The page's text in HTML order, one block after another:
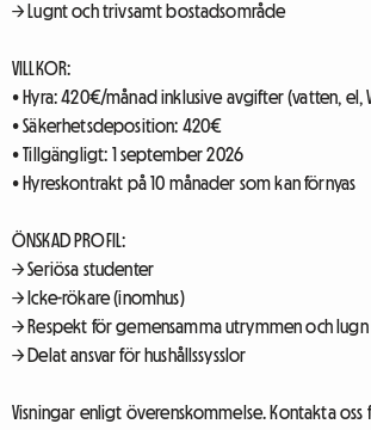
→ Lugnt och trivsamt bostadsområde
VILLKOR:
• Hyra: 420€/månad inklusive avgifter (vatten, el,
• Säkerhetsdeposition: 420€
• Tillgängligt: 1 september 2026
• Hyreskontrakt på 10 månader som kan förnyas
ÖNSKAD PROFIL:
→ Seriösa studenter
→ Icke-rökare (inomhus)
→ Respekt för gemensamma utrymmen och
→ Delat ansvar för hushållssysslor
Visningar enligt överenskommelse. Kontakta